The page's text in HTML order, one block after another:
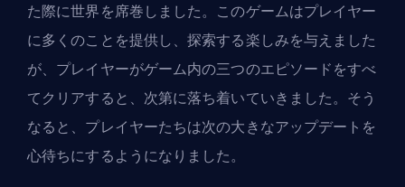
た際に世界を席巻しました。このゲームはプレイヤー
に多くのことを提供し、探索する楽しみを与えました
が、プレイヤーがゲーム内の三つのエピソードをすべ
てクリアすると、次第に落ち着いていきました。そう
なると、プレイヤーたちは次の大きなアップデートを
心待ちにするようになりました。